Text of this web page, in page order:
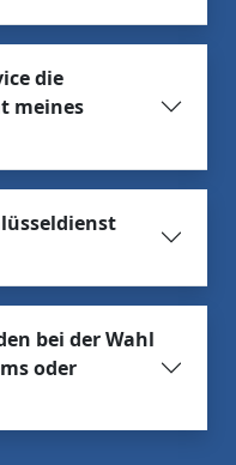
die
meines
bei der Wahl
oder